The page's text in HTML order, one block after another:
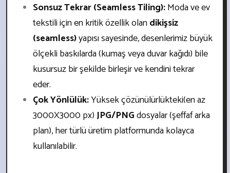
Sonsuz Tekrar (Seamless Tiling):Moda ve ev
tekstili için en kritik özellik olandikişsiz
(seamless)yapısı sayesinde, desenlerimiz büyük
ölçekli baskılarda (kumaş veya duvar kağıdı) bile
kusursuz bir şekilde birleşir ve kendini tekrar
eder.
Çok Yönlülük:Yüksek çözünülürlükteki(en az
3000X3000 px)JPG/PNGdosyalar (şeffaf arka
plan), her türlü üretim platformunda kolayca
kullanılabilir.